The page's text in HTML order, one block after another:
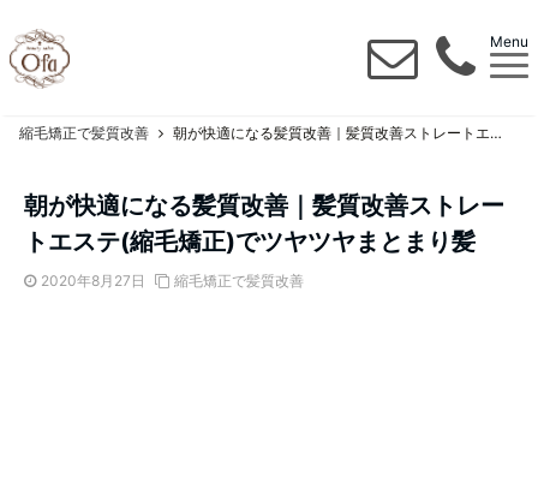
Menu
縮毛矯正で髪質改善 朝が快適になる髪質改善｜髪質改善ストレートエステ(縮毛矯正)でツヤツヤまとまり髪
朝が快適になる髪質改善｜髪質改善ストレー
トエステ(縮毛矯正)でツヤツヤまとまり髪
2020年8月27日 縮毛矯正で髪質改善